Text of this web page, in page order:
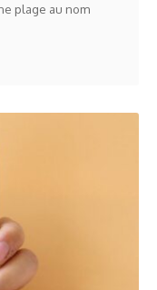
plage au nom